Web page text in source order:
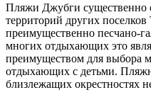
Пляжи Джубги существенно
территорий других
преимущественно песчано-
многих отдыхающих это
преимуществом для выбора
отдыхающих с детьми.
близлежащих окрестностях